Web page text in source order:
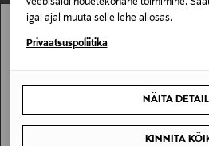
igal ajal muuta selle lehe allosas.
Privaatsuspoliitika
NÄITA
KINNITA
EELIS KUPONGIGA
EMPORIO ARMANI
Stockmann pole Sinu riigis
SAAN ARU